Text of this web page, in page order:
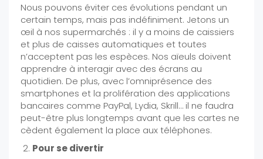
Nous pouvons éviter ces évolutions pendant un
certain temps, mais pas indéfiniment. Jetons un
œil à nos supermarchés : il y a moins de caissiers
et plus de caisses automatiques et toutes
n’acceptent pas les espèces. Nos aïeuls doivent
apprendre à interagir avec des écrans au
quotidien. De plus, avec l’omniprésence des
smartphones et la prolifération des applications
bancaires comme PayPal, Lydia, Skrill… il ne faudra
peut-être plus longtemps avant que les cartes ne
cèdent également la place aux téléphones.
Pour se divertir